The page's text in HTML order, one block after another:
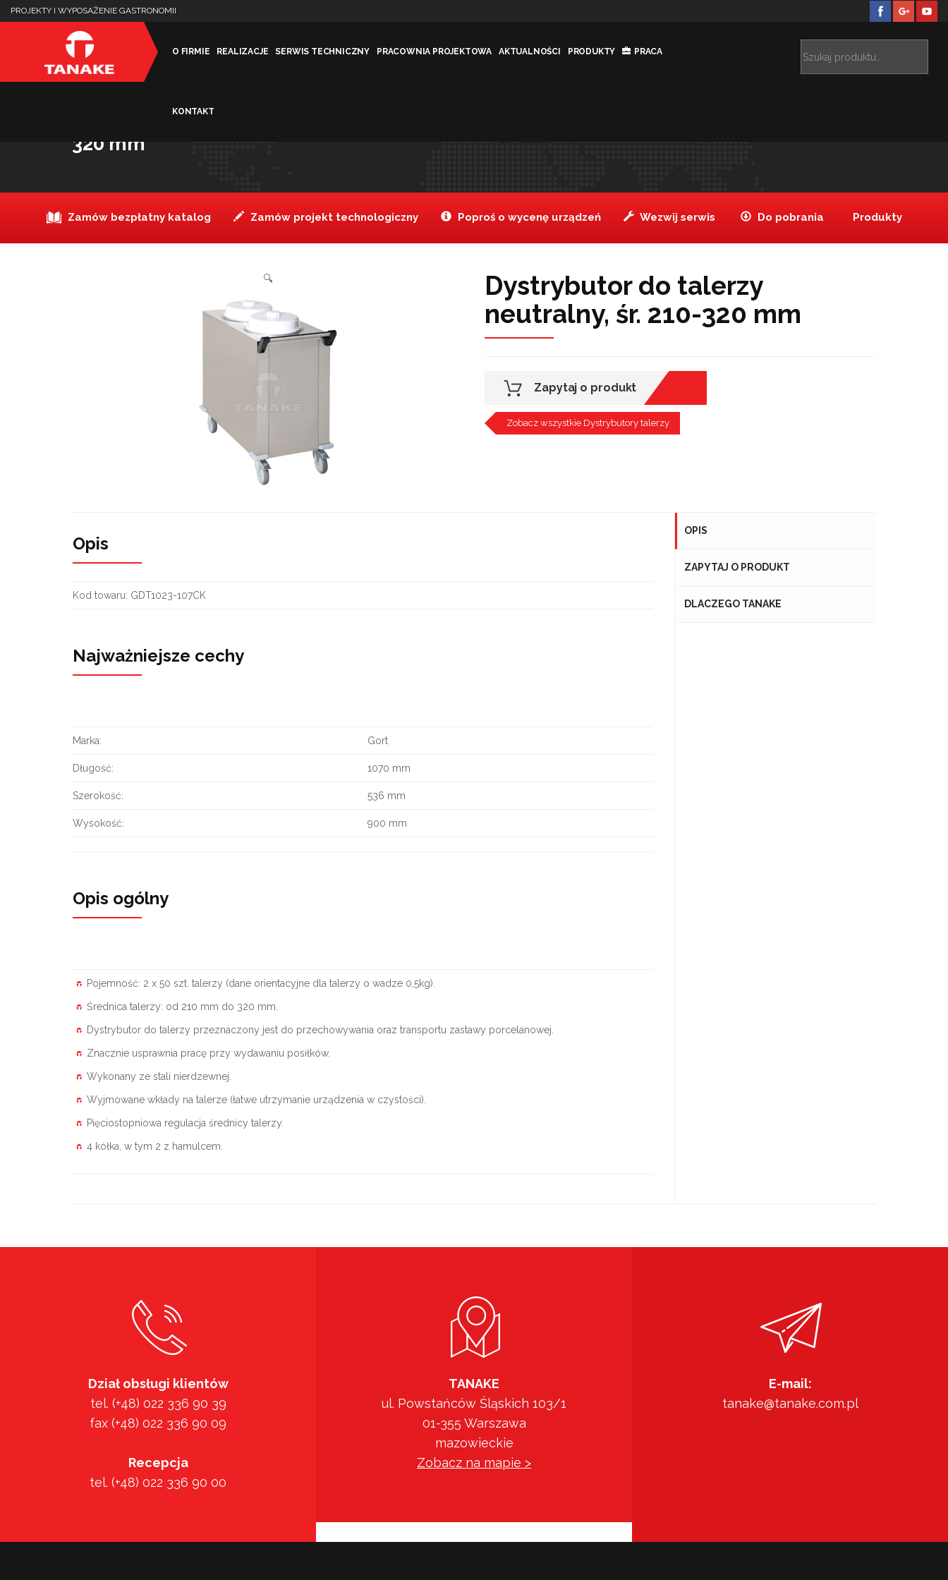
PROJEKTY I WYPOSAŻENIE GASTRONOMII
O FIRMIE REALIZACJE SERWIS TECHNICZNY PRACOWNIA PROJEKTOWA AKTUALNOŚCI PRODUKTY PRACA
KONTAKT
320 mm
Zamów bezpłatny katalog Zamów projekt technologiczny Poproś o wycenę urządzeń Wezwij serwis Do pobrania Produkty
🔍
Dystrybutor do talerzy
neutralny, śr. 210-320 mm
Zapytaj o produkt
Zobacz wszystkie Dystrybutory talerzy
OPIS
ZAPYTAJ O PRODUKT
DLACZEGO TANAKE
Opis
Kod towaru: GDT1023-107CK
Najważniejsze cechy
Marka: Gort
Długość: 1070 mm
Szerokość: 536 mm
Wysokość: 900 mm
Opis ogólny
Pojemność: 2 x 50 szt. talerzy (dane orientacyjne dla talerzy o wadze 0,5kg).
Średnica talerzy: od 210 mm do 320 mm.
Dystrybutor do talerzy przeznaczony jest do przechowywania oraz transportu zastawy porcelanowej.
Znacznie usprawnia pracę przy wydawaniu posiłków.
Wykonany ze stali nierdzewnej.
Wyjmowane wkłady na talerze (łatwe utrzymanie urządzenia w czystości).
Pięciostopniowa regulacja średnicy talerzy.
4 kółka, w tym 2 z hamulcem.
Dział obsługi klientów
tel. (+48) 022 336 90 39
fax (+48) 022 336 90 09
Recepcja
tel. (+48) 022 336 90 00
TANAKE
ul. Powstańców Śląskich 103/1
01-355 Warszawa
mazowieckie
Zobacz na mapie >
E-mail:
tanake@tanake.com.pl